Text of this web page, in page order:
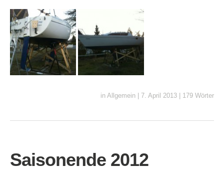
in Allgemein 7. April 2013 179 Wörter
Saisonende 2012